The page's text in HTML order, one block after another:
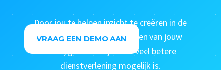
Door jou te helpen inzicht te creëren in de
behoefte en de risicofactoren van jouw
klant, geloven wij dat er veel betere
dienstverlening mogelijk is.
VRAAG EEN DEMO AAN